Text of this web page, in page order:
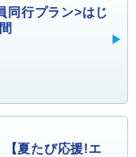
同行プラン>はじ
【夏たび応援!エ